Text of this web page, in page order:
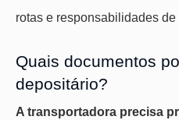
rotas e responsabilidades de
Quais documentos
depositário?
A transportadora precisa